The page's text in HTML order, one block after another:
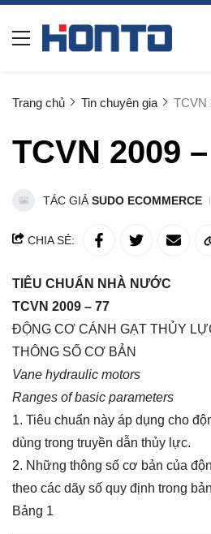
Trang chủ Tin chuyên gia TCVN
TCVN 2009
TÁC GIẢ SUDO ECOMMERCE
CHIA SẺ:
TIÊU CHUẨN NHÀ NƯỚC
TCVN 2009 – 77
ĐỘNG CƠ CÁNH GẠT THỦY
THÔNG SỐ CƠ BẢN
Vane hydraulic motors
Ranges of basic parameters
1. Tiêu chuẩn này áp dụng cho
dùng trong truyền dẫn thủy lực.
2. Những thông số cơ bản của
theo các dãy số quy định trong
Bảng 1